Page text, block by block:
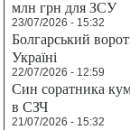
млн грн для ЗСУ
23/07/2026 - 15:32
Болгарський
Україні
22/07/2026 - 12:59
Син соратника
в СЗЧ
21/07/2026 - 15:32